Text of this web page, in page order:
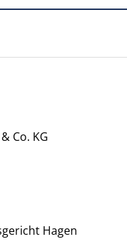
Co. KG
Hagen